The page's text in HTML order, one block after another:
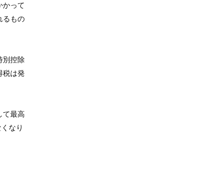
かって
るもの
別控除
税は発
て最高
なり